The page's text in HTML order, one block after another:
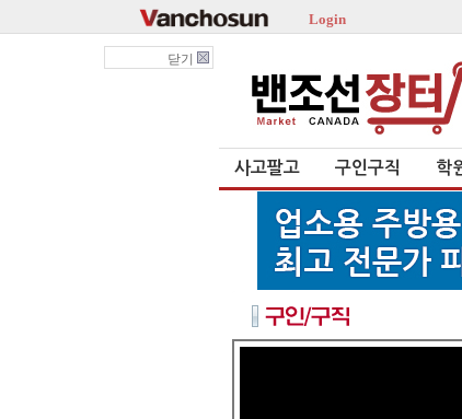
Login
닫기
사고팔고 구인구직 학